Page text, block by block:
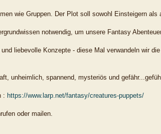
wie Gruppen. Der Plot soll sowohl Einsteigern
notwendig, um unsere Fantasy
liebevolle Konzepte - diese Mal verwandeln wir
unheimlich, spannend, mysteriös und
: https://www.larp.net/fantasy/creatures-puppets/
oder mailen.